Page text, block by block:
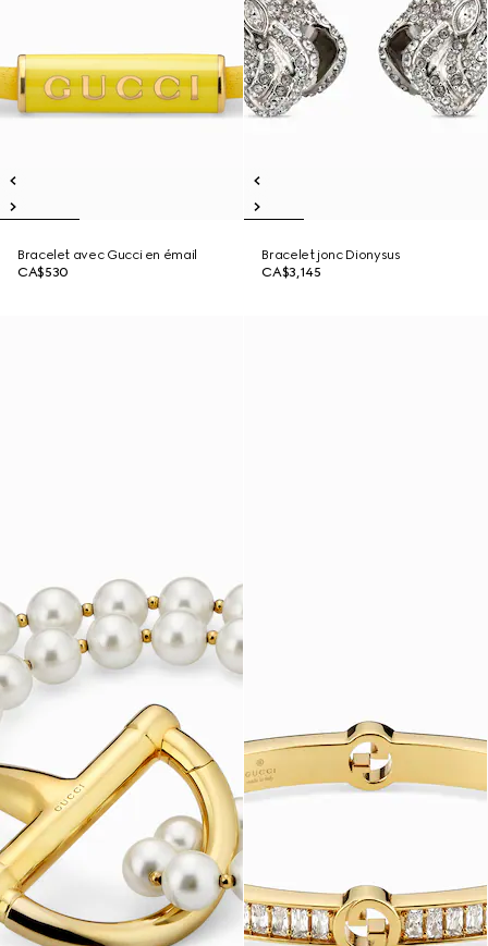
Bracelet avec Gucci en émail
CA$530
Bracelet jonc Dionysus
CA$3,145